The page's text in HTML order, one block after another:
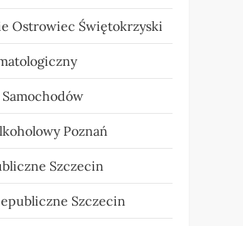
Ostrowiec Świętokrzyski
Poznań
Szczecin
Szczecin